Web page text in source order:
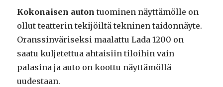
Kokonaisen auton tuominen näyttämölle on
ollut teatterin tekijöiltä tekninen taidonnäyte.
Oranssinväriseksi maalattu Lada 1200 on
saatu kuljetettua ahtaisiin tiloihin vain
palasina ja auto on koottu näyttämöllä
uudestaan.